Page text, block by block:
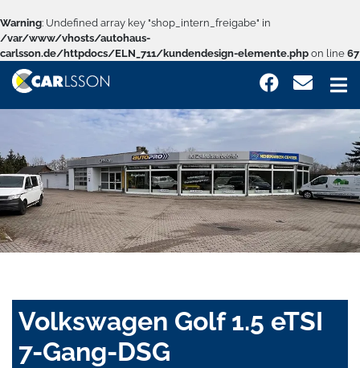
Warning: Undefined array key "shop_intern_freigabe" in
/var/www/vhosts/autohaus-
carlsson.de/httpdocs/ELN_711/kundendesign-elemente.php on line 67
Volkswagen Golf 1.5 eTSI
7-Gang-DSG